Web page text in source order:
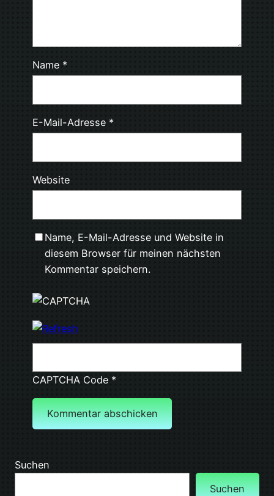
Name *
E-Mail-Adresse *
Website
Name, E-Mail-Adresse und Website in
diesem Browser für meinen nächsten
Kommentar speichern.
CAPTCHA Code*
Suchen
Suchen